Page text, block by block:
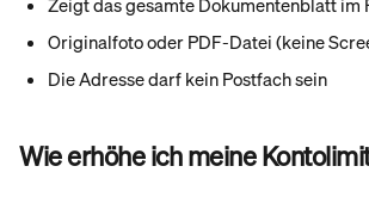
Zeigt das gesamte Dokumentenblatt im
Originalfoto oder PDF-Datei (keine
Die Adresse darf kein Postfach sein
Wie erhöhe ich meine